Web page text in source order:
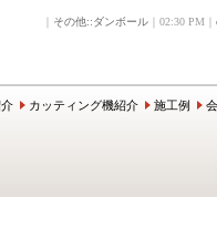
その他::ダンボール ｜02:30 PM｜
カッティング機紹介 施工例